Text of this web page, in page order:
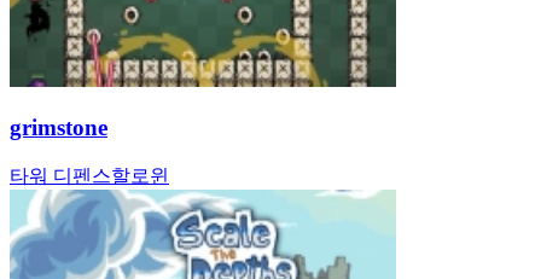
grimstone
타워 디펜스할로윈